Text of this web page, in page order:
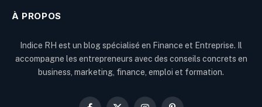
À PROPOS
Indice RH est un blog spécialisé en Finance et Entreprise. Il
accompagne les entrepreneurs avec des conseils concrets en
business, marketing, finance, emploi et formation.